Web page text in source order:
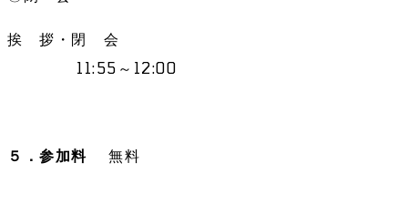
挨 拶・閉 会
11:55～12:00
５．参加料 無料